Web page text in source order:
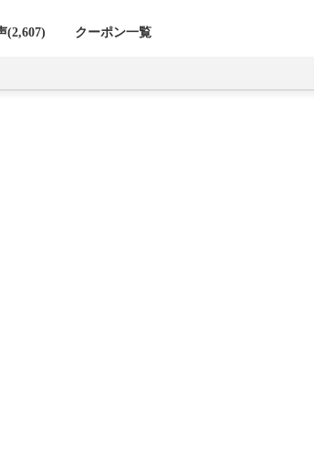
(2,607) クーポン一覧